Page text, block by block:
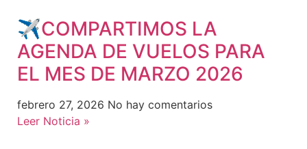
✈️COMPARTIMOS LA
AGENDA DE VUELOS PARA
EL MES DE MARZO 2026
febrero 27, 2026 No hay comentarios
Leer Noticia »